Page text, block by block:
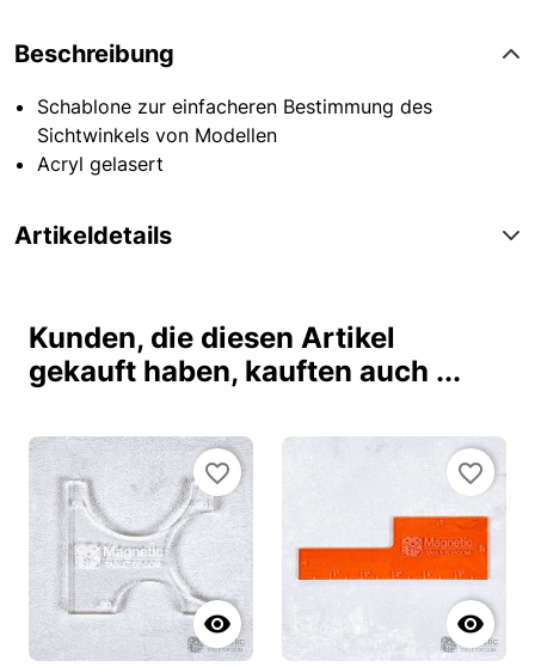
Beschreibung
Schablone zur einfacheren Bestimmung des
Sichtwinkels von Modellen
Acryl gelasert
Artikeldetails
Kunden, die diesen Artikel
gekauft haben, kauften auch ...

favorite_border

favorite_border